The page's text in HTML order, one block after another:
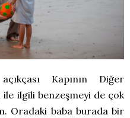
Kapının Diğer
ile ilgili benzeşmeyi de çok
Oradaki baba burada bir